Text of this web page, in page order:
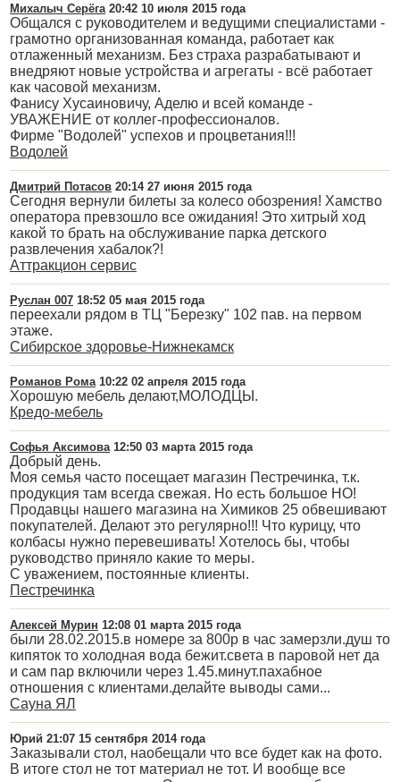
Михалыч Серёга 20:42 10 июля 2015 года
Общался с руководителем и ведущими специалистами -
грамотно организованная команда, работает как
отлаженный механизм. Без страха разрабатывают и
внедряют новые устройства и агрегаты - всё работает
как часовой механизм.
Фанису Хусаиновичу, Аделю и всей команде -
УВАЖЕНИЕ от коллег-профессионалов.
Фирме "Водолей" успехов и процветания!!!
Водолей
Дмитрий Потасов 20:14 27 июня 2015 года
Сегодня вернули билеты за колесо обозрения! Хамство
оператора превзошло все ожидания! Это хитрый ход
какой то брать на обслуживание парка детского
развлечения хабалок?!
Аттракцион сервис
Руслан 007 18:52 05 мая 2015 года
переехали рядом в ТЦ "Березку" 102 пав. на первом
этаже.
Сибирское здоровье-Нижнекамск
Романов Рома 10:22 02 апреля 2015 года
Хорошую мебель делают,МОЛОДЦЫ.
Кредо-мебель
Софья Аксимова 12:50 03 марта 2015 года
Добрый день.
Моя семья часто посещает магазин Пестречинка, т.к.
продукция там всегда свежая. Но есть большое НО!
Продавцы нашего магазина на Химиков 25 обвешивают
покупателей. Делают это регулярно!!! Что курицу, что
колбасы нужно перевешивать! Хотелось бы, чтобы
руководство приняло какие то меры.
С уважением, постоянные клиенты.
Пестречинка
Алексей Мурин 12:08 01 марта 2015 года
были 28.02.2015.в номере за 800р в час замерзли.душ то
кипяток то холодная вода бежит.света в паровой нет да
и сам пар включили через 1.45.минут.пахабное
отношения с клиентами.делайте выводы сами...
Сауна ЯЛ
Юрий 21:07 15 сентября 2014 года
Заказывали стол, наобещали что все будет как на фото.
В итоге стол не тот материал не тот. И вообще все